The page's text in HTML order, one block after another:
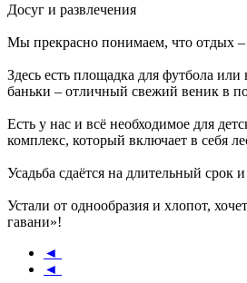
Досуг и развлечения
Мы прекрасно понимаем, что отдых –
Здесь есть площадка для футбола
баньки – отличный свежий веник в
Есть у нас и всё необходимое для
комплекс, который включает в себя
Усадьба сдаётся на длительный срок
Устали от однообразия и хлопот,
гавани»!
◄
◄